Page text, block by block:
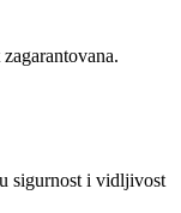
sigurnost i vidljivost